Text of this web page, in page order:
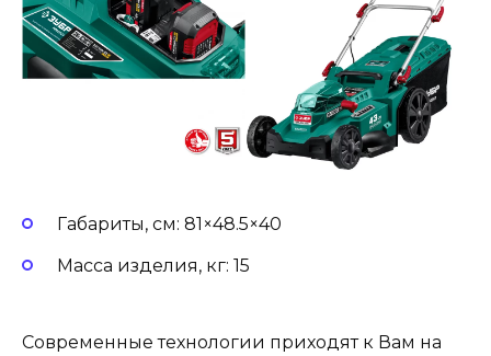
Габариты, см: 81×48.5×40
Масса изделия, кг: 15
Современные технологии приходят к Вам на